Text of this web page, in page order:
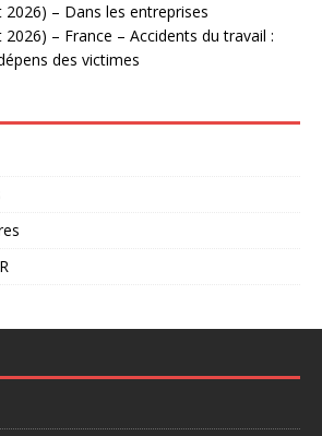
2026) – Dans les entreprises
2026) – France – Accidents du travail :
des victimes